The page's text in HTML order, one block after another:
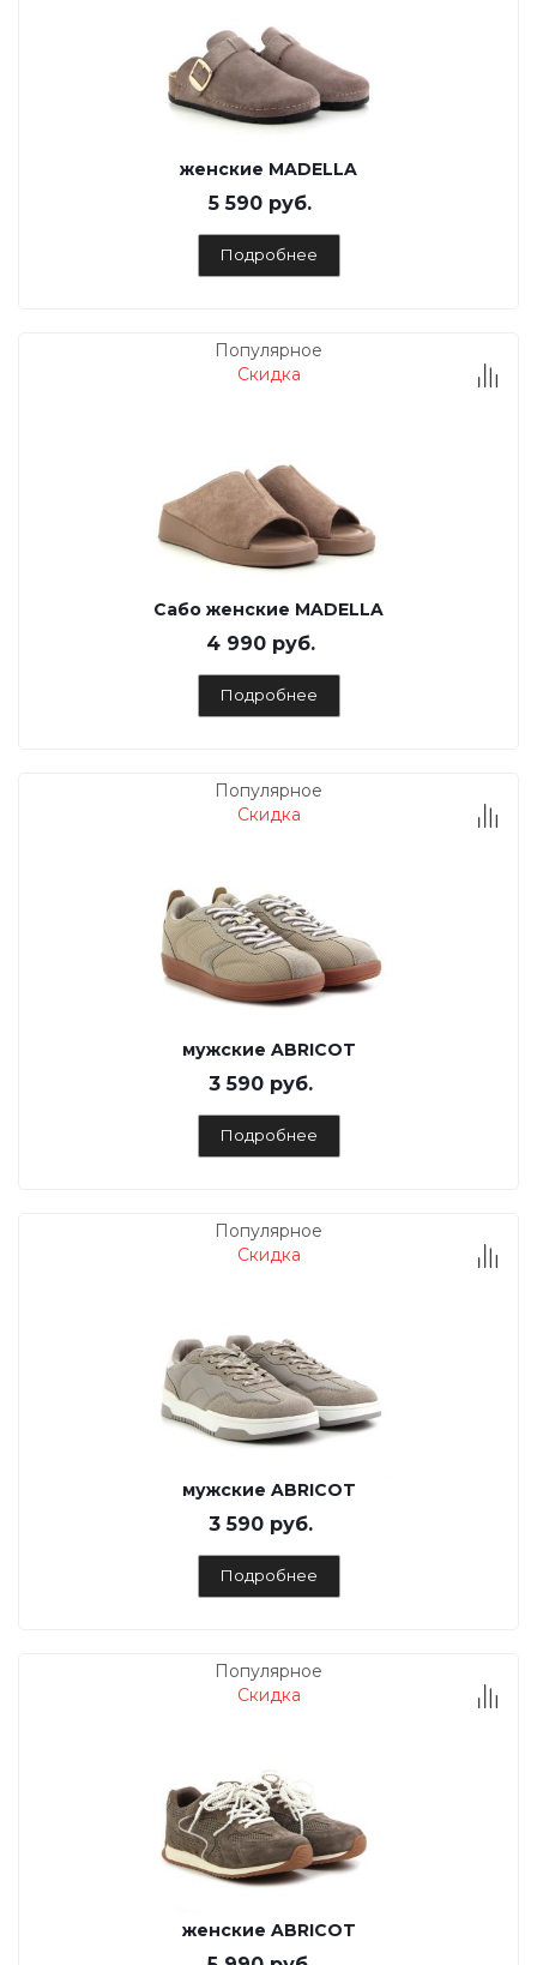
женские MADELLA
5 590 руб.
Подробнее
Популярное
Скидка
Сабо женские MADELLA
4 990 руб.
Подробнее
Популярное
Скидка
мужские ABRICOT
3 590 руб.
Подробнее
Популярное
Скидка
мужские ABRICOT
3 590 руб.
Подробнее
Популярное
Скидка
женские ABRICOT